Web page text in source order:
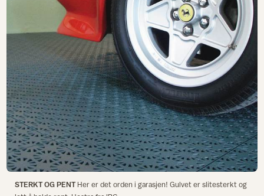
STERKT OG PENTHer er det orden i garasjen! Gulvet er slitesterkt og